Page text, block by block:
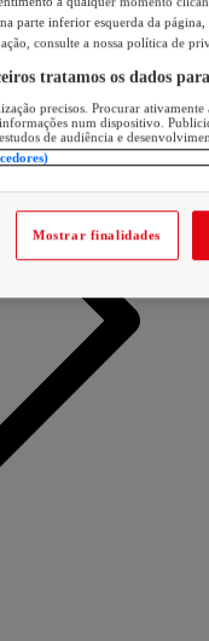
parte inferior esquerda da página,
consulte a nossa política de
tratamos os dados
precisos. Procurar
num dispositivo.
de audiência e
Mostrar finalidades